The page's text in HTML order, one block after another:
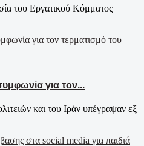
του Εργατικού Κόμματος
για τον...
και του Ιράν υπέγραψαν εξ